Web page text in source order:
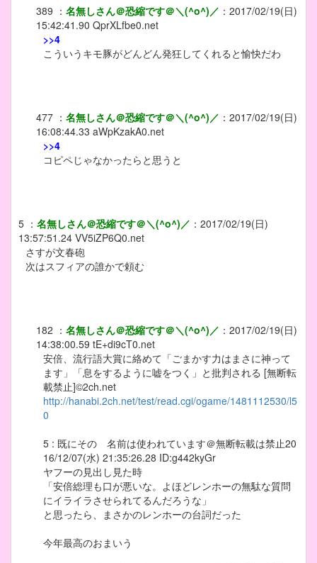
389 ： 名無しさん＠恐縮です＠＼(^o^)／ ： 2017/02/19(日)
15:42:41.90 QprXLfbe0.net
>>4
こういうキモ豚がどんどん発狂してくれると愉快だわ
477 ： 名無しさん＠恐縮です＠＼(^o^)／ ： 2017/02/19(日)
16:08:44.33 aWpKzakA0.net
>>4
コピペじゃなかったらと思うと
5 ： 名無しさん＠恐縮です＠＼(^o^)／ ： 2017/02/19(日)
13:57:51.24 VV5iZP6Q0.net
さすが文春砲
次はスフィアの誰かで頼む
182 ： 名無しさん＠恐縮です＠＼(^o^)／ ： 2017/02/19(日)
14:38:00.59 tE+di9cT0.net
安倍、流行語大賞に絡めて「ごまかす力はまさに神って
ます」「息をするように嘘をつく」と批判される [無断転
載禁止]©2ch.net
http://hanabi.2ch.net/test/read.cgi/ogame/1481112530/l5
0
5 : 既にその 名前は使われています＠無断転載は禁止20
16/12/07(水) 21:35:26.28 ID:g442kyGr
ヤフーの見出し見た時
「安倍総理も口が悪いな。よほどレンホーの無駄な質問
にイライラさせられてるんだろうな」
と思ったら、まさかのレンホーの台詞だった
今年最高のおまいう